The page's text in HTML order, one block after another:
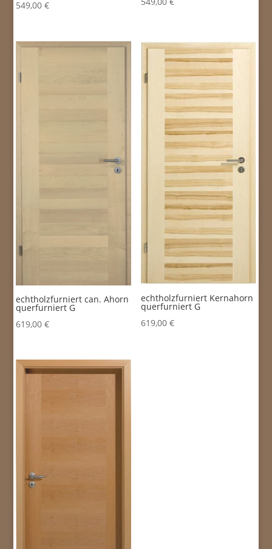
549,00€
echtholzfurniert can. Ahorn
querfurniert G
619,00€
echtholzfurniert Kernahorn
querfurniert G
619,00 €